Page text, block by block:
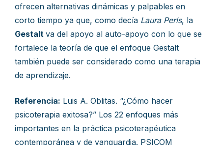
ofrecen alternativas dinámicas y palpables en
corto tiempo ya que, como decía Laura Perls, la
Gestalt va del apoyo al auto-apoyo con lo que se
fortalece la teoría de que el enfoque Gestalt
también puede ser considerado como una terapia
de aprendizaje.
Referencia: Luis A. Oblitas. “¿Cómo hacer
psicoterapia exitosa?” Los 22 enfoques más
importantes en la práctica psicoterapéutica
contemporánea y de vanguardia. PSICOM